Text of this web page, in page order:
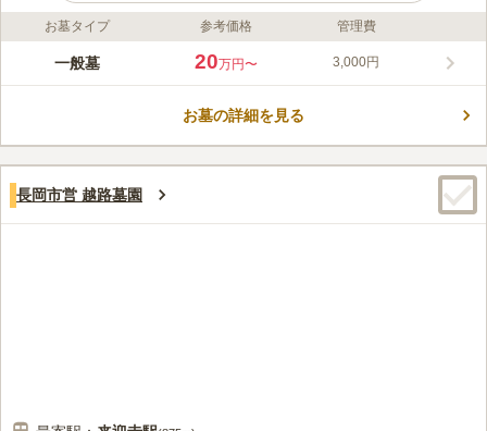
ライフドット編集部のコメント
田園風景の中に広がる落ち着いた環境の霊園です。四季の自然を
す。また、宗教・宗派を問わずどなたでもお申し込みいただける
口コミ評価
この霊園はまだ誰からも評価されていません。
お墓タイプ 参考価格 管理費
一般墓 20万円〜 3,000円
お墓の詳細を見る
長岡市営 越路墓園